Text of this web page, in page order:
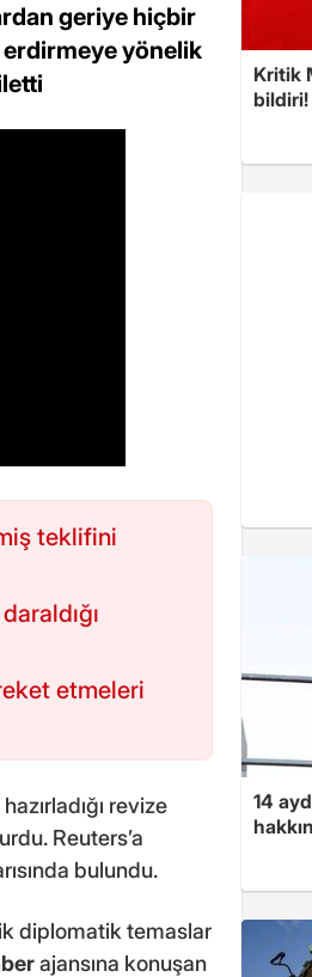
geriye hiçbir
erdirmeye yönelik
teklifini
etmeleri
revize
Reuters’a
bulundu.
diplomatik temaslar
ajansına konuşan
Kritik
bildiri!
14